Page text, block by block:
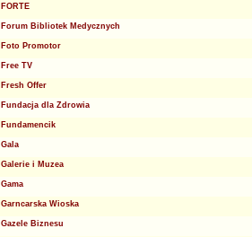
FORTE
Forum Bibliotek Medycznych
Foto Promotor
Free TV
Fresh Offer
Fundacja dla Zdrowia
Fundamencik
Gala
Galerie i Muzea
Gama
Garncarska Wioska
Gazele Biznesu